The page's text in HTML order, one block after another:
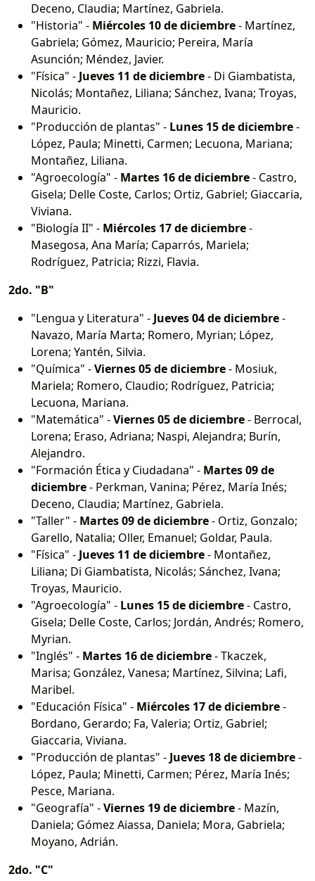
Deceno, Claudia; Martínez, Gabriela.
"Historia" - Miércoles 10 de diciembre- Martínez,
Gabriela; Gómez, Mauricio; Pereira, María
Asunción; Méndez, Javier.
"Física" - Jueves 11 de diciembre- Di Giambatista,
Nicolás; Montañez, Liliana; Sánchez, Ivana; Troyas,
Mauricio.
"Producción de plantas" - Lunes 15 de diciembre-
López, Paula; Minetti, Carmen; Lecuona, Mariana;
Montañez, Liliana.
"Agroecología" - Martes 16 de diciembre- Castro,
Gisela; Delle Coste, Carlos; Ortiz, Gabriel; Giaccaria,
Viviana.
"Biología II" - Miércoles 17 de diciembre-
Masegosa, Ana María; Caparrós, Mariela;
Rodríguez, Patricia; Rizzi, Flavia.
2do. "B"
"Lengua y Literatura" - Jueves 04 de diciembre-
Navazo, María Marta; Romero, Myrian; López,
Lorena; Yantén, Silvia.
"Química" -Viernes 05 de diciembre- Mosiuk,
Mariela; Romero, Claudio; Rodríguez, Patricia;
Lecuona, Mariana.
"Matemática" -Viernes 05 de diciembre- Berrocal,
Lorena; Eraso, Adriana; Naspi, Alejandra; Burín,
Alejandro.
"Formación Ética y Ciudadana" - Martes 09 de
diciembre- Perkman, Vanina; Pérez, María Inés;
Deceno, Claudia; Martínez, Gabriela.
"Taller" - Martes 09 de diciembre- Ortiz, Gonzalo;
Garello, Natalia; Oller, Emanuel; Goldar, Paula.
"Física" - Jueves 11 de diciembre- Montañez,
Liliana; Di Giambatista, Nicolás; Sánchez, Ivana;
Troyas, Mauricio.
"Agroecología" - Lunes 15 de diciembre- Castro,
Gisela; Delle Coste, Carlos; Jordán, Andrés; Romero,
Myrian.
"Inglés" - Martes 16 de diciembre- Tkaczek,
Marisa; González, Vanesa; Martínez, Silvina; Lafi,
Maribel.
"Educación Física" - Miércoles 17 de diciembre-
Bordano, Gerardo; Fa, Valeria; Ortiz, Gabriel;
Giaccaria, Viviana.
"Producción de plantas" - Jueves 18 de diciembre-
López, Paula; Minetti, Carmen; Pérez, María Inés;
Pesce, Mariana.
"Geografía" -Viernes 19 de diciembre- Mazín,
Daniela; Gómez Aiassa, Daniela; Mora, Gabriela;
Moyano, Adrián.
2do. "C"